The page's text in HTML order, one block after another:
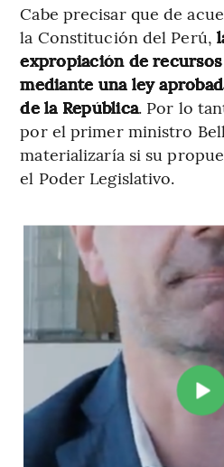
Cabe precisar que de
la Constitución del Perú,
expropiación de
mediante una ley
de la República. Por lo
por el primer ministro
materializaría si su
el Poder Legislativo.